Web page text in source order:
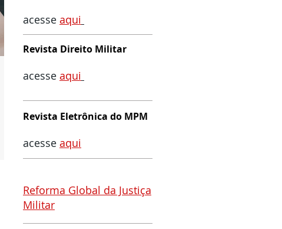
acesse aqui
Revista Direito Militar
acesse aqui
Revista Eletrônica do MPM
acesse aqui
Reforma Global da Justiça
Militar